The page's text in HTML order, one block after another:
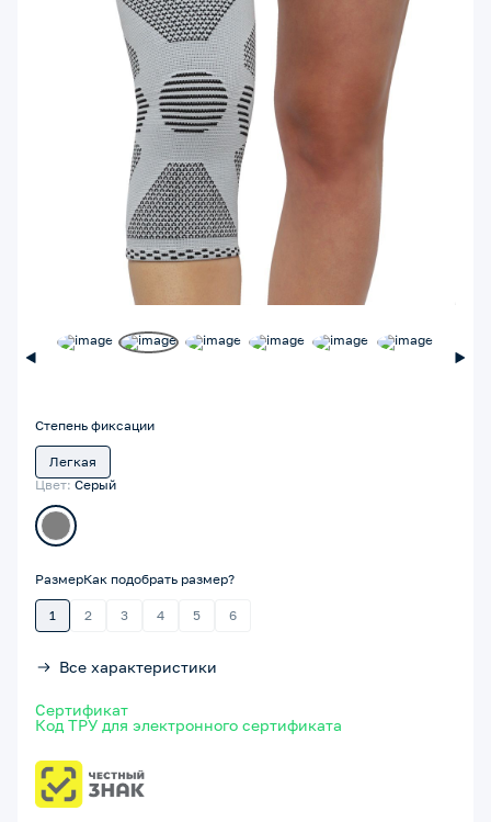
Степень фиксации
Легкая
Цвет: Серый
РазмерКак подобрать размер?
1 2 3 4 5 6
Все характеристики
Сертификат
Код ТРУ для электронного сертификата